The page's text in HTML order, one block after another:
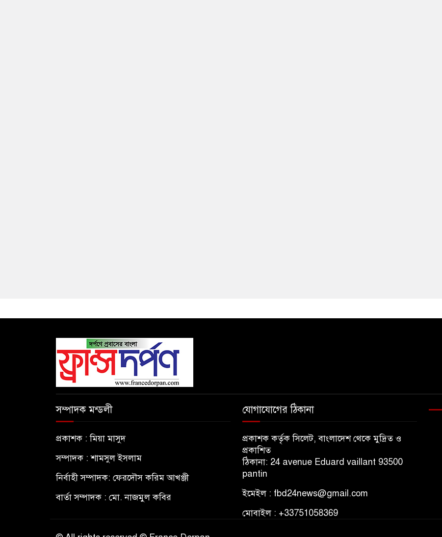
সম্পাদক মন্ডলী
প্রকাশক : মিয়া মাসুদ
সম্পাদক : শামসুল ইসলাম
নির্বাহী সম্পাদক: ফেরদৌস করিম আখঞ্জী
বার্তা সম্পাদক : মো. নাজমুল কবির
যোগাযোগের ঠিকানা
প্রকাশক কর্তৃক সিলেট, বাংলাদেশ থেকে মুদ্রিত ও
প্রকাশিত
ঠিকানা: 24 avenue Eduard vaillant 93500
pantin
ইমেইল : fbd24news@gmail.com
মোবাইল : +33751058369